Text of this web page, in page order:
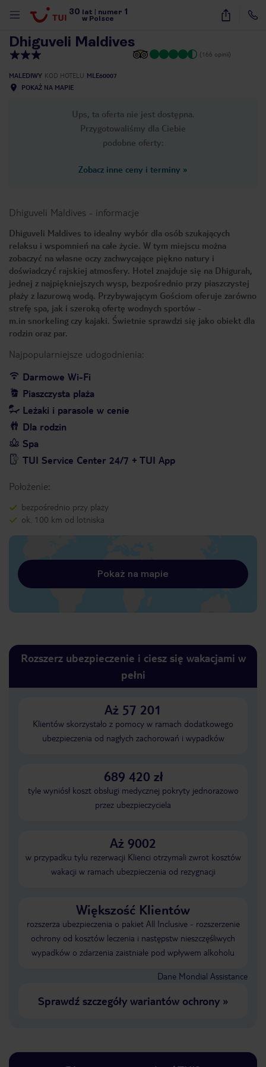
30 lat numer 1
w Polsce
21
Dhiguveli Maldives
(166 opinii)
MALEDIWY KOD HOTELU MLE60007
POKAŻ NA MAPIE
Ups, ta oferta nie jest dostępna.
Przygotowaliśmy dla Ciebie
podobne oferty:
Zobacz inne ceny i terminy »
Dhiguveli Maldives - informacje
Dhiguveli Maldives to idealny wybór dla osób szukających
relaksu i wspomnień na całe życie. W tym miejscu można
zobaczyć na własne oczy zachwycające piękno natury i
doświadczyć rajskiej atmosfery. Hotel znajduje się na Dhigurah,
jednej z najpiękniejszych wysp, bezpośrednio przy piaszczystej
plaży z lazurową wodą. Przybywającym Gościom oferuje zarówno
strefę spa, jak i szeroką ofertę wodnych sportów -
m.in snorkeling czy kajaki. Świetnie sprawdzi się jako obiekt dla
rodzin oraz par.
Najpopularniejsze udogodnienia:
Darmowe Wi-Fi
Piaszczysta plaża
Leżaki i parasole w cenie
Dla rodzin
Spa
TUI Service Center 24/7 + TUI App
Położenie:
bezpośrednio przy plaży
ok. 100 km od lotniska
Pokaż na mapie
Rozszerz ubezpieczenie i ciesz się wakacjami w
pełni
Aż 57 201
Klientów skorzystało z pomocy w ramach dodatkowego
ubezpieczenia od nagłych zachorowań i wypadków
689 420 zł
tyle wyniósł koszt obsługi medycznej pokryty jednorazowo
przez ubezpieczyciela
Aż 9002
w przypadku tylu rezerwacji Klienci otrzymali zwrot kosztów
wakacji w ramach ubezpieczenia od rezygnacji
Większość Klientów
rozszerza ubezpieczenia o pakiet All Inclusive - rozszerzenie
ochrony od kosztów leczenia i następstw nieszczęśliwych
wypadków o zdarzenia zaistniałe pod wpływem alkoholu
Dane Mondial Assistance
Sprawdź szczegóły wariantów ochrony»